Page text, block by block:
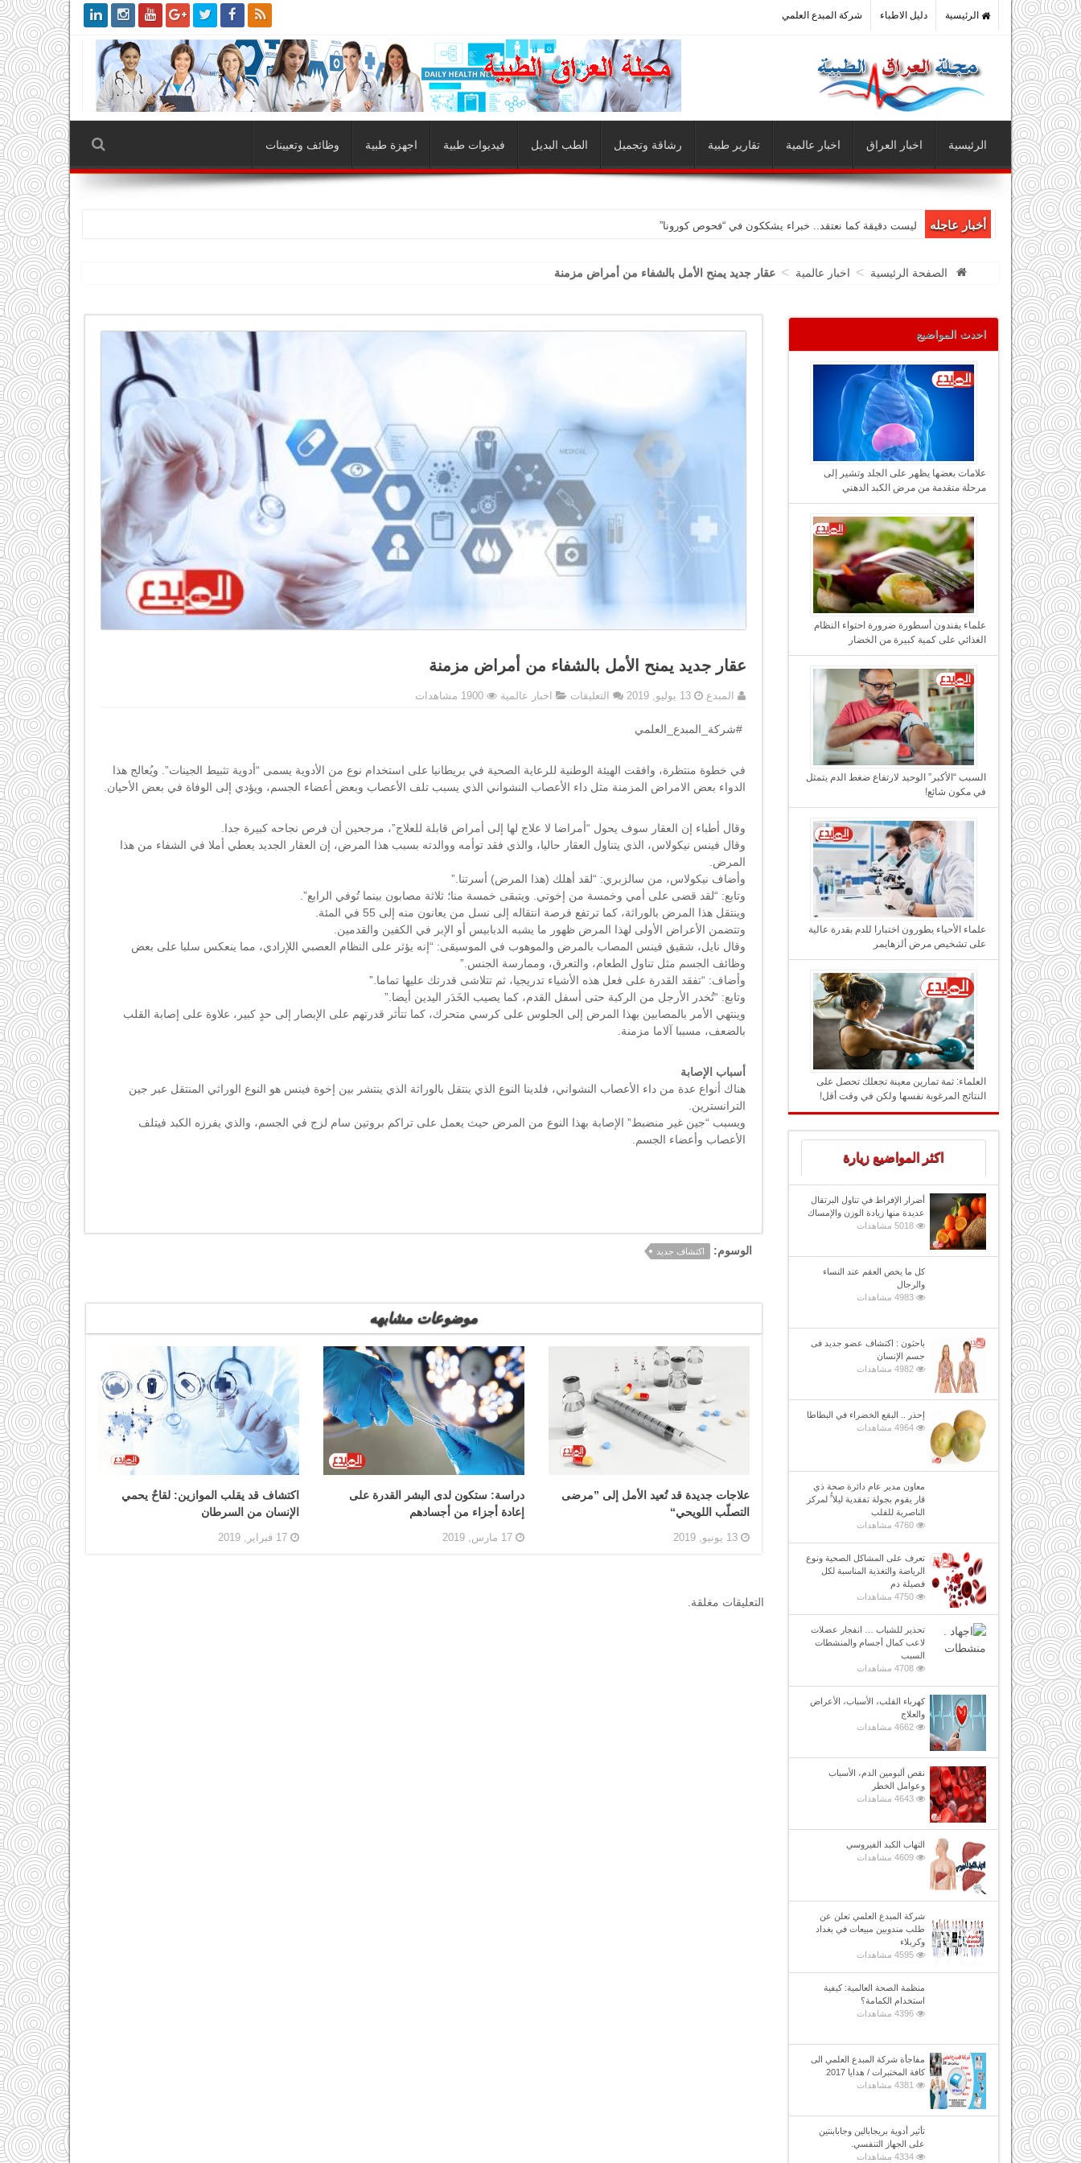
الرئيسية دليل الاطباء شركة المبدع العلمي
الرئيسية اخبار العراق اخبار عالمية تقارير طبية رشاقة وتجميل الطب البديل فيديوات طبية اجهزة طبية وظائف وتعيينات
أخبار عاجله ليست دقيقة كما نعتقد.. خبراء يشككون في “فحوص كورونا”
الصفحة الرئيسية > اخبار عالمية > عقار جديد يمنح الأمل بالشفاء من أمراض مزمنة
عقار جديد يمنح الأمل بالشفاء من أمراض مزمنة
المبدع 13 يوليو, 2019 التعليقاتعلى
بالشفاء
من
مغلقة
اخبار عالمية 1900 مشاهدات
.#شركة_المبدع_العلمي
في خطوة منتظرة، وافقت الهيئة الوطنية للرعاية الصحية في بريطانيا على استخدام نوع من الأدوية يسمى “أدوية تثبيط الجينات”. ويُعالج هذا
الدواء بعض الامراض المزمنة مثل داء الأعصاب النشواني الذي يسبب تلف الأعصاب وبعض أعضاء الجسم، ويؤدي إلى الوفاة في بعض الأحيان.
وقال أطباء إن العقار سوف يحول “أمراضا لا علاج لها إلى أمراض قابلة للعلاج”، مرجحين أن فرص نجاحه كبيرة جدا.
وقال فينس نيكولاس، الذي يتناول العقار حاليا، والذي فقد توأمه ووالدته بسبب هذا المرض، إن العقار الجديد يعطي أملا في الشفاء من هذا
المرض.
وأضاف نيكولاس، من سالزبري: “لقد أهلك (هذا المرض) أسرتنا.”
وتابع: “لقد قضى على أمي وخمسة من إخوتي. ويتبقى خمسة منا؛ ثلاثة مصابون بينما تُوفي الرابع”.
وينتقل هذا المرض بالوراثة، كما ترتفع فرصة انتقاله إلى نسل من يعانون منه إلى 55 في المئة.
وتتضمن الأعراض الأولى لهذا المرض ظهور ما يشبه الدبابيس أو الإبر في الكفين والقدمين.
وقال نايل، شقيق فينس المصاب بالمرض والموهوب في الموسيقى: “إنه يؤثر على النظام العصبي اللإرادي، مما ينعكس سلبا على بعض
وظائف الجسم مثل تناول الطعام، والتعرق، وممارسة الجنس.”
وأضاف: “تفقد القدرة على فعل هذه الأشياء تدريجيا، ثم تتلاشى قدرتك عليها تماما.”
وتابع: “تُخدر الأرجل من الركبة حتى أسفل القدم، كما يصيب الخَدَر اليدين أيضا.”
وينتهي الأمر بالمصابين بهذا المرض إلى الجلوس على كرسي متحرك، كما تتأثر قدرتهم على الإبصار إلى حدٍ كبير، علاوة على إصابة القلب
بالضعف، مسببا آلاما مزمنة.
أسباب الإصابة
هناك أنواع عدة من داء الأعصاب النشواني، فلدينا النوع الذي ينتقل بالوراثة الذي ينتشر بين إخوة فينس هو النوع الوراثي المنتقل عبر جين
الترانسترين.
ويسبب “جين غير منضبط” الإصابة بهذا النوع من المرض حيث يعمل على تراكم بروتين سام لزج في الجسم، والذي يفرزه الكبد فيتلف
الأعصاب وأعضاء الجسم.
الوسوم: اكتشاف جديد
موضوعات مشابهه
علاجات جديدة قد تُعيد الأمل إلى ”مرضى
التصلّب اللويحي“
13 يونيو, 2019
دراسة: ستكون لدى البشر القدرة على
إعادة أجزاء من أجسادهم
17 مارس, 2019
اكتشاف قد يقلب الموازين: لقاحٌ يحمي
الإنسان من السرطان
17 فبراير, 2019
التعليقات مغلقة.
احدث المواضيع
علامات بعضها يظهر على الجلد وتشير إلى
مرحلة متقدمة من مرض الكبد الدهني
علماء يفندون أسطورة ضرورة احتواء النظام
الغذائي على كمية كبيرة من الخضار
السبب “الأكبر” الوحيد لارتفاع ضغط الدم يتمثل
في مكون شائع!
علماء الأحياء يطورون اختبارا للدم بقدرة عالية
على تشخيص مرض ألزهايمر
العلماء: ثمة تمارين معينة تجعلك تحصل على
النتائج المرغوبة نفسها ولكن في وقت أقل!
اكثر المواضيع زيارة
أضرار الإفراط في تناول البرتقال
عديدة منها زيادة الوزن والإمساك
5018 مشاهدات
كل ما يخص العقم عند النساء
والرجال
4983 مشاهدات
باحثون : اكتشاف عضو جديد فى
جسم الإنسان
4982 مشاهدات
إحذر .. البقع الخضراء في البطاطا
4964 مشاهدات
معاون مدير عام دائرة صحة ذي
قار يقوم بجولة تفقدية ليلا ًُ لمركز
الناصرية للقلب
4760 مشاهدات
تعرف على المشاكل الصحية ونوع
الرياضة والتغذية المناسبة لكل
فصيلة دم
4750 مشاهدات
تحذير للشباب … انفجار عضلات
لاعب كمال أجسام والمنشطات
السبب
4708 مشاهدات
كهرباء القلب، الأسباب، الأعراض
والعلاج
4662 مشاهدات
نقص ألبومين الدم، الأسباب
وعوامل الخطر
4643 مشاهدات
التهاب الكبد الفيروسي
4609 مشاهدات
شركة المبدع العلمي تعلن عن
طلب مندوبين مبيعات في بغداد
وكربلاء
4595 مشاهدات
منظمة الصحة العالمية: كيفية
استخدام الكمامة؟
4396 مشاهدات
مفاجأة شركة المبدع العلمي الى
كافة المختبرات / هدايا 2017
4381 مشاهدات
تأثير أدوية بريجابالين وجابابنتين
على الجهاز التنفسي.
4334 مشاهدات